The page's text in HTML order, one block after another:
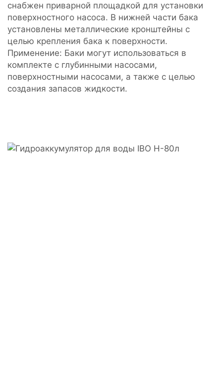
снабжен приварной площадкой для установки
поверхностного насоса. В нижней части бака
установлены металлические кронштейны с
целью крепления бака к поверхности.
Применение: Баки могут использоваться в
комплекте с глубинными насосами,
поверхностными насосами, а также с целью
создания запасов жидкости.